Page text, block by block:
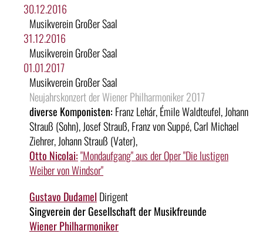
30.12.2016
Musikverein Großer Saal
31.12.2016
Musikverein Großer Saal
01.01.2017
Musikverein Großer Saal
Neujahrskonzert der Wiener Philharmoniker 2017
diverse Komponisten: Franz Lehár, Émile Waldteufel, Johann
Strauß (Sohn), Josef Strauß, Franz von Suppé, Carl Michael
Ziehrer, Johann Strauß (Vater),
Otto Nicolai:"Mondaufgang" aus der Oper "Die lustigen
Weiber von Windsor"
Gustavo Dudamel Dirigent
Singverein der Gesellschaft der Musikfreunde
Wiener Philharmoniker